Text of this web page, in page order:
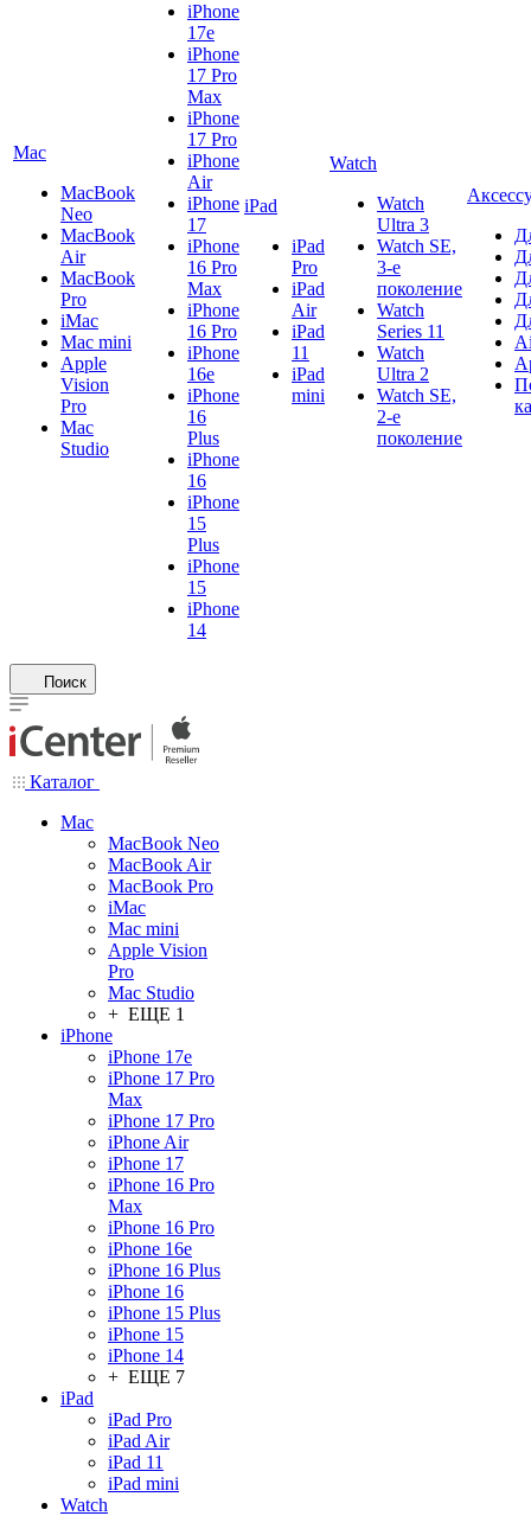
Mac
MacBook
Neo
MacBook
Air
MacBook
Pro
iMac
Mac mini
Apple
Vision
Pro
Mac
Studio
iPhone
17e
iPhone
17 Pro
Max
iPhone
17 Pro
iPhone
Air
iPhone
17
iPhone
16 Pro
Max
iPhone
16 Pro
iPhone
16e
iPhone
16
Plus
iPhone
16
iPhone
15
Plus
iPhone
15
iPhone
14
iPad
iPad
Pro
iPad
Air
iPad
11
iPad
mini
Watch
Watch
Ultra 3
Watch SE,
3-е
поколение
Watch
Series 11
Watch
Ultra 2
Watch SE,
2-е
поколение
Поиск
Каталог
Mac
MacBook Neo
MacBook Air
MacBook Pro
iMac
Mac mini
Apple Vision
Pro
Mac Studio
+ ЕЩЕ 1
iPhone
iPhone 17e
iPhone 17 Pro
Max
iPhone 17 Pro
iPhone Air
iPhone 17
iPhone 16 Pro
Max
iPhone 16 Pro
iPhone 16e
iPhone 16 Plus
iPhone 16
iPhone 15 Plus
iPhone 15
iPhone 14
+ ЕЩЕ 7
iPad
iPad Pro
iPad Air
iPad 11
iPad mini
Watch